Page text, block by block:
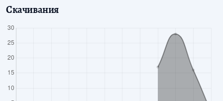
Скачивания